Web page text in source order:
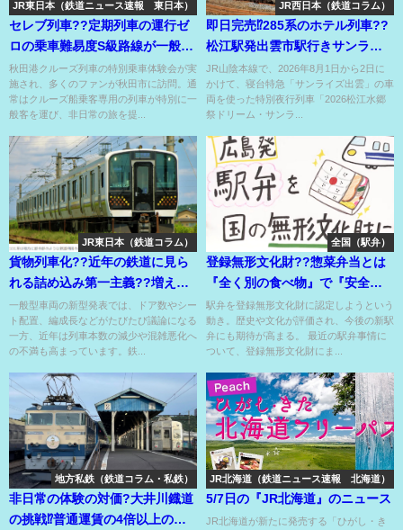
JR東日本（鉄道ニュース速報 東日本）
セレブ列車??定期列車の運行ゼ
ロの乗車難易度S級路線が一般客
向けに??路線存続のピンチ??
秋田港クルーズ列車の特別乗車体験会が実
施され、多くのファンが秋田市に訪問。通
常はクルーズ船乗客専用の列車が特別に一
般客を運び、非日常の旅を提...
JR西日本（鉄道コラム）
即日完売⁉285系のホテル列車??
松江駅発出雲市駅行きサンライ
ズ??
JR山陰本線で、2026年8月1日から2日に
かけて、寝台特急「サンライズ出雲」の車
両を使った特別夜行列車「2026松江水郷
祭ドリーム・サンラ...
JR東日本（鉄道コラム）
貨物列車化??近年の鉄道に見ら
れる詰め込み第一主義??増える
ロングシート化⁉
一般型車両の新型発表では、ドア数やシー
ト配置、編成長などがたびたび議論になる
一方、近年は列車本数の減少や混雑悪化へ
の不満も高まっています。鉄...
全国（駅弁）
登録無形文化財??惣菜弁当とは
『全く別の食べ物』で『安全で
日持ちのする』駅弁事情⁉
駅弁を登録無形文化財に認定しようという
動き。歴史や文化が評価され、今後の新駅
弁にも期待が高まる。 最近の駅弁事情に
ついて、登録無形文化財にま...
地方私鉄（鉄道コラム・私鉄）
非日常の体験の対価?大井川鐡道
の挑戦⁉普通運賃の4倍以上の席
JR北海道（鉄道ニュース速報 北海道）
5/7日の『JR北海道』のニュース
JR北海道が新たに発売する「ひがし・き